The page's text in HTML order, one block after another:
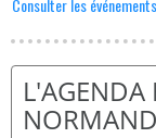
Consulter les
L'AGENDA